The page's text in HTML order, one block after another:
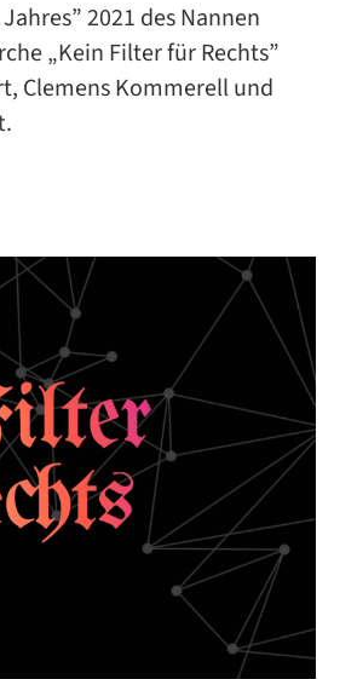
2021 des Nannen
„Kein Filter für Rechts”
Clemens Kommerell und